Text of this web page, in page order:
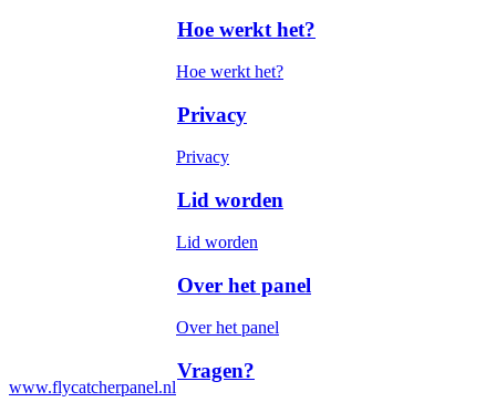
www.flycatcherpanel.nl
Hoe werkt het?
Hoe werkt het?
Privacy
Privacy
Lid worden
Lid worden
Over het panel
Over het panel
Vragen?